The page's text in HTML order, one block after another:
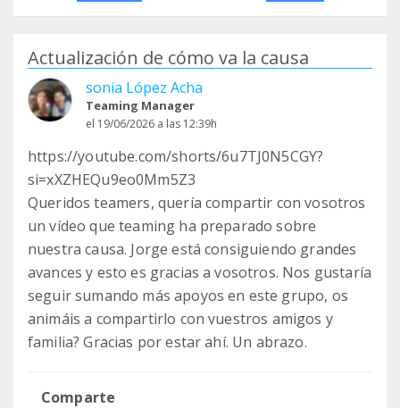
Actualización de cómo va la causa
sonia López Acha
Teaming Manager
el 19/06/2026 a las 12:39h
https://youtube.com/shorts/6u7TJ0N5CGY?
si=xXZHEQu9eo0Mm5Z3
Queridos teamers, quería compartir con vosotros
un vídeo que teaming ha preparado sobre
nuestra causa. Jorge está consiguiendo grandes
avances y esto es gracias a vosotros. Nos gustaría
seguir sumando más apoyos en este grupo, os
animáis a compartirlo con vuestros amigos y
familia? Gracias por estar ahí. Un abrazo.
Comparte